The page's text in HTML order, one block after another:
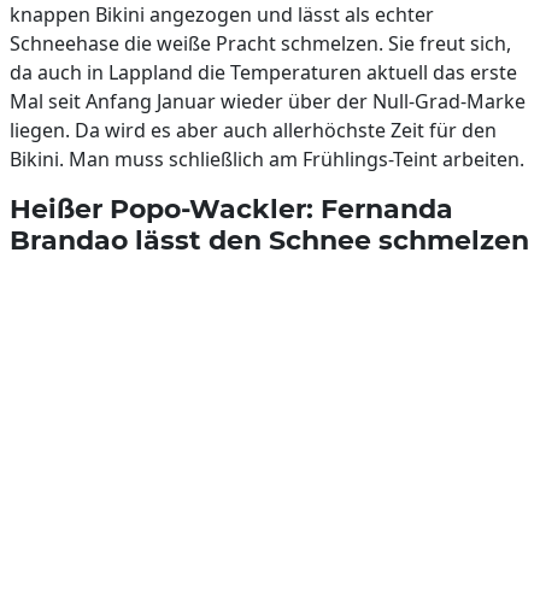
knappen Bikini angezogen und lässt als echter
Schneehase die weiße Pracht schmelzen. Sie freut sich,
da auch in Lappland die Temperaturen aktuell das erste
Mal seit Anfang Januar wieder über der Null-Grad-Marke
liegen. Da wird es aber auch allerhöchste Zeit für den
Bikini. Man muss schließlich am Frühlings-Teint arbeiten.
Heißer Popo-Wackler: Fernanda
Brandao lässt den Schnee schmelzen